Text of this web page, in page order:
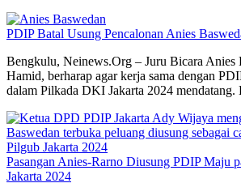
PDIP Batal Usung Pencalonan Anies
Bengkulu, Neinews.Org – Juru Bicara Anies
Hamid, berharap agar kerja sama dengan
dalam Pilkada DKI Jakarta 2024
Pasangan Anies-Rarno Diusung PDIP Maju
Jakarta 2024